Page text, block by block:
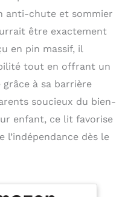
anti-chute et sommier
être exactement
en pin massif, il
tout en offrant un
grâce à sa barrière
soucieux du bien-
enfant, ce lit favorise
l’indépendance dès le